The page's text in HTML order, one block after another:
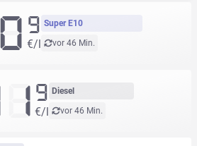
Super E10
vor 46 Min.
9
€/l
Diesel
vor 46 Min.
9
€/l